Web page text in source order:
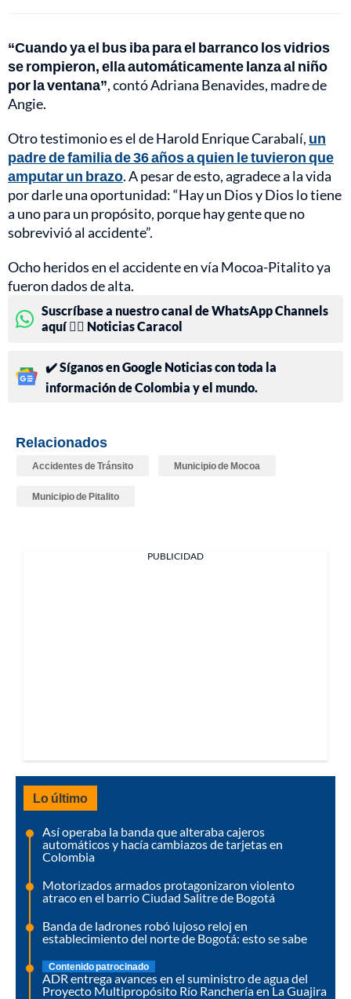
“Cuando ya el bus iba para el barranco los vidrios
se rompieron, ella automáticamente lanza al niño
por la ventana”, contó Adriana Benavides, madre de
Angie.
Otro testimonio es el de Harold Enrique Carabalí, un
padre de familia de 36 años a quien le tuvieron que
amputar un brazo. A pesar de esto, agradece a la vida
por darle una oportunidad: “Hay un Dios y Dios lo tiene
a uno para un propósito, porque hay gente que no
sobrevivió al accidente”.
Ocho heridos en el accidente en vía Mocoa-Pitalito ya
fueron dados de alta.
Suscríbase a nuestro canal de WhatsApp Channels
aquí 👉🏻 Noticias Caracol
✔️ Síganos en Google Noticias con toda la
información de Colombia y el mundo.
Relacionados
Accidentes de Tránsito Municipio de Mocoa
Municipio de Pitalito
PUBLICIDAD
Lo último
Así operaba la banda que alteraba cajeros
automáticos y hacía cambiazos de tarjetas en
Colombia
Motorizados armados protagonizaron violento
atraco en el barrio Ciudad Salitre de Bogotá
Banda de ladrones robó lujoso reloj en
establecimiento del norte de Bogotá: esto se sabe
Contenido patrocinado
ADR entrega avances en el suministro de agua del
Proyecto Multipropósito Río Ranchería en La Guajira